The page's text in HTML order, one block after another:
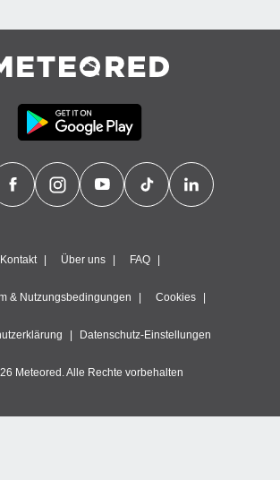
Kontakt Über uns FAQ
& Nutzungsbedingungen Cookies
Datenschutz-Einstellungen
Meteored. Alle Rechte vorbehalten